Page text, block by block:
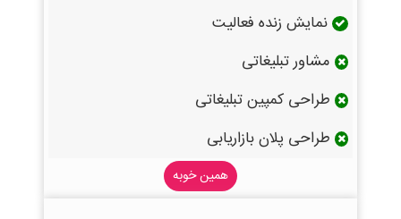
نمایش زنده فعالیت
مشاور تبلیغاتی
طراحی کمپین تبلیغاتی
طراحی پلان بازاریابی
همین خوبه